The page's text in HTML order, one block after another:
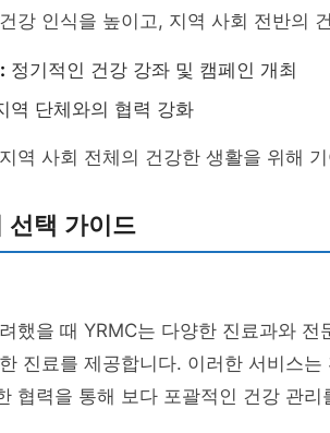
강 인식을 높이고, 지역 사회 전반의
정기적인 건강 강좌 및 캠페인 개최
역 단체와의 협력 강화
역 사회 전체의 건강한 생활을 위해
선택 가이드
했을 때 YRMC는 다양한 진료과와
진료를 제공합니다. 이러한 서비스
협력을 통해 보다 포괄적인 건강 관리